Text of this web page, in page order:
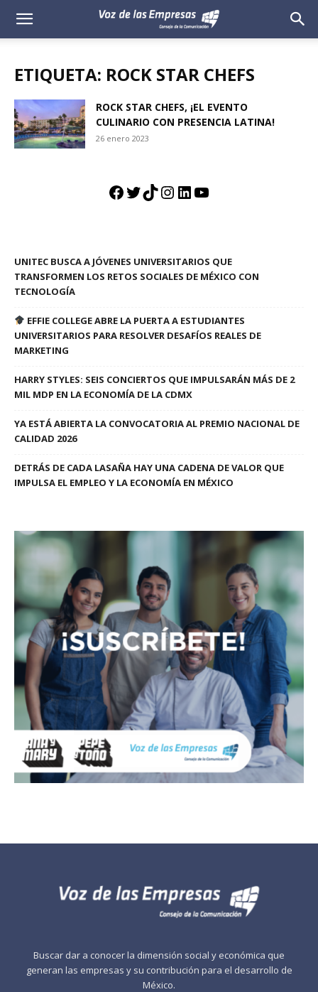
Voz
Empresas
ETIQUETA: ROCK STAR CHEFS
ROCK STAR CHEFS, ¡EL EVENTO
CULINARIO CON PRESENCIA LATINA!
26 enero 2023
Facebook
Twitter
TikTok
Instagram
LinkedIn
YouTube
UNITEC BUSCA A JÓVENES UNIVERSITARIOS QUE
TRANSFORMEN LOS RETOS SOCIALES DE MÉXICO CON
TECNOLOGÍA
EFFIE COLLEGE ABRE LA PUERTA A ESTUDIANTES
UNIVERSITARIOS PARA RESOLVER DESAFÍOS REALES DE
MARKETING
HARRY STYLES: SEIS CONCIERTOS QUE IMPULSARÁN MÁS DE 2
MIL MDP EN LA ECONOMÍA DE LA CDMX
YA ESTÁ ABIERTA LA CONVOCATORIA AL PREMIO NACIONAL DE
CALIDAD 2026
DETRÁS DE CADA LASAÑA HAY UNA CADENA DE VALOR QUE
IMPULSA EL EMPLEO Y LA ECONOMÍA EN MÉXICO
Buscar dar a conocer la dimensión social y económica que
generan las empresas y su contribución para el desarrollo de
México.